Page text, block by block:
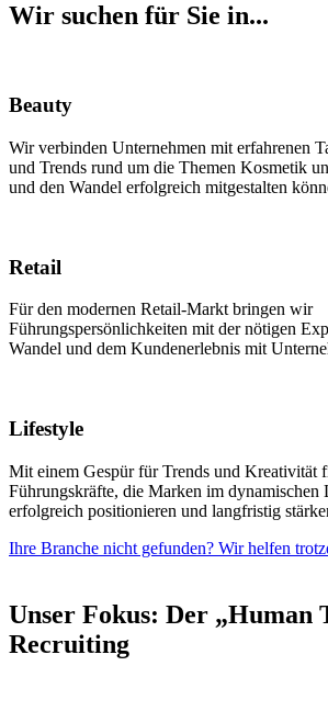
Wir suchen für Sie in...
Beauty
Wir verbinden Unternehmen mit erfahrenen
und Trends rund um die Themen Kosmetik
und den Wandel erfolgreich mitgestalten
Retail
Für den modernen Retail-Markt bringen wir
Führungspersönlichkeiten mit der nötigen
Wandel und dem Kundenerlebnis mit
Lifestyle
Mit einem Gespür für Trends und Kreativität
Führungskräfte, die Marken im
erfolgreich positionieren und langfristig
Ihre Branche nicht gefunden? Wir helfen
Unser Fokus: Der „Human
Recruiting